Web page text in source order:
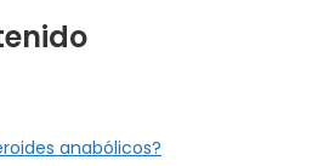
anabólicos?